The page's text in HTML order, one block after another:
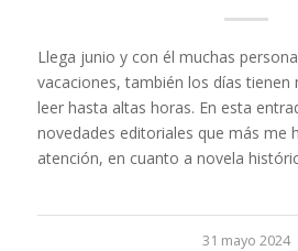
Llega junio y con él muchas
vacaciones, también los días tienen
leer hasta altas horas. En esta
novedades editoriales que más me
atención, en cuanto a novela
31 mayo 2024